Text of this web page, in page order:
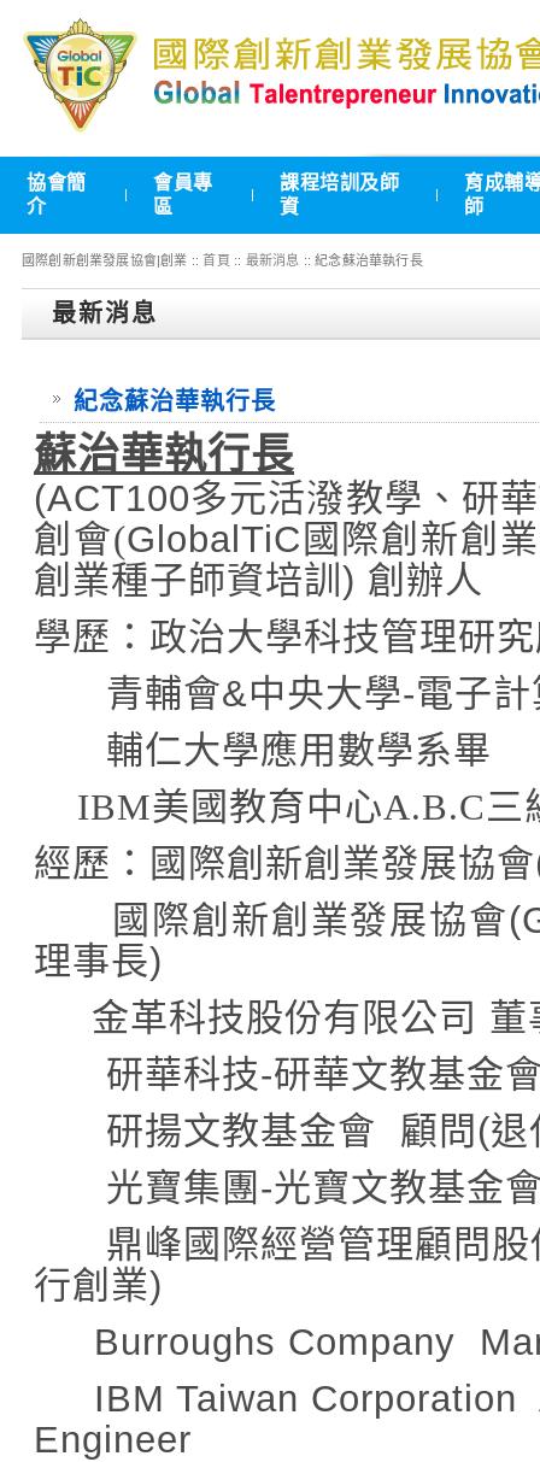
協會簡
介
會員專
區
課程培訓及師
資
育成輔
師
國際創新創業發展協會|創業 ::首頁 :: 最新消息 :: 紀念蘇治華執行長
最新消息
紀念蘇治華執行長
蘇治華執行長
(ACT100多元活潑教學 、研華
創會(GlobalTiC 國際創新創
創業種子師資培訓 ) 創辦人
學歷： 政治大學科技管理研
青輔會&中央大學-電子
輔仁大學應用數學系畢
IBM美國教育中心A.B.C三
經歷：國際創新創業發展協會
國際創新創業發展協會
理事長)
金革科技股份有限公司 董
研華科技-研華文教基金
研揚文教基金會
顧問 (退
光寶集團 -光寶文教基金
鼎峰國際經營管理顧問
行創業)
Burroughs Company
IBM Taiwan Corporation
Engineer